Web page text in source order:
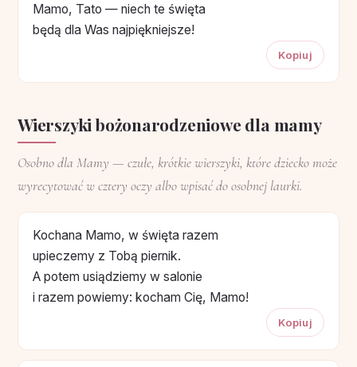
Mamo, Tato — niech te święta
będą dla Was najpiękniejsze!
Kopiuj
Wierszyki bożonarodzeniowe dla mamy
Osobno dla Mamy — czułe, krótkie wierszyki, które dziecko może
wyrecytować w cztery oczy albo wpisać do osobnej laurki.
Kochana Mamo, w święta razem
upieczemy z Tobą piernik.
A potem usiądziemy w salonie
i razem powiemy: kocham Cię, Mamo!
Kopiuj